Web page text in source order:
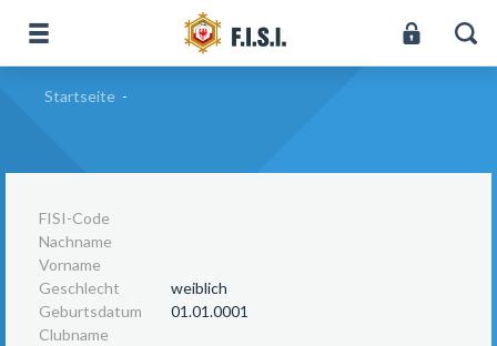
Startseite -
FISI-Code
Nachname
Vorname
Geschlecht
weiblich
Geburtsdatum
01.01.0001
Clubname